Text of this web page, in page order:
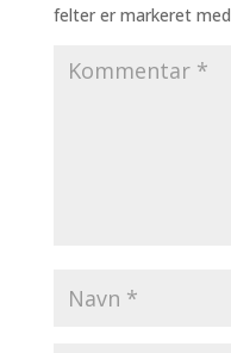
felter er markeret med